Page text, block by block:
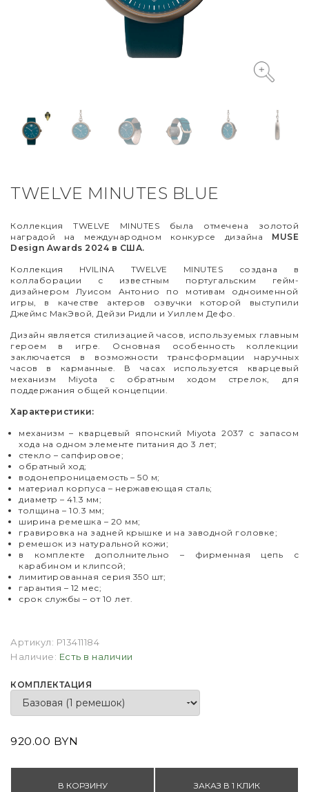
TWELVE MINUTES BLUE
Коллекция TWELVE MINUTES была отмечена золотой
наградой на международном конкурсе дизайна MUSE
Design Awards 2024 в США.
Коллекция HVILINA TWELVE MINUTES создана в
коллаборации с известным португальским гейм-
дизайнером Луисом Антонио по мотивам одноименной
игры, в качестве актеров озвучки которой выступили
Джеймс МакЭвой, Дейзи Ридли и Уиллем Дефо.
Дизайн является стилизацией часов, используемых главным
героем в игре. Основная особенность коллекции
заключается в возможности трансформации наручных
часов в карманные. В часах используется кварцевый
механизм Miyota с обратным ходом стрелок, для
поддержания общей концепции.
Характеристики:
механизм– кварцевый японский Miyota 2037 с запасом
хода на одном элементе питания до 3 лет;
стекло – сапфировое;
обратный ход;
водонепроницаемость – 50 м;
материал корпуса – нержавеющая сталь;
диаметр – 41.3 мм;
толщина – 10.3 мм;
ширина ремешка – 20 мм;
гравировка на задней крышке и на заводной головке;
ремешок из натуральной кожи;
в комплекте дополнительно – фирменная цепь с
карабином и клипсой;
лимитированная серия 350 шт;
гарантия – 12 мес;
срок службы – от 10 лет.
Артикул: P13411184
Наличие: Есть в наличии
КОМПЛЕКТАЦИЯ
920.00 BYN
В КОРЗИНУ ЗАКАЗ В 1 КЛИК